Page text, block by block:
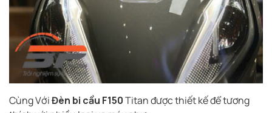
Cùng VớiĐèn bi cầu F150Titan được thiết kế để tương